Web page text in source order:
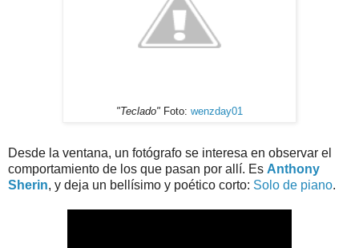
"Teclado" Foto: wenzday01
Desde la ventana, un fotógrafo se interesa en observar el
comportamiento de los que pasan por allí. Es Anthony
Sherin, y deja un bellísimo y poético corto: Solo de piano.